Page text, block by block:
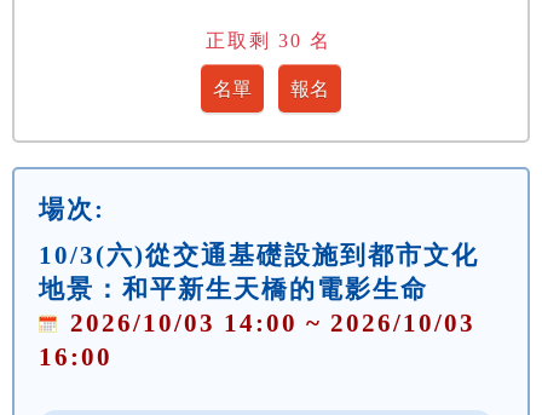
正取剩 30 名
場次:
10/3(六)從交通基礎設施到都市文化
地景：和平新生天橋的電影生命
2026/10/03 14:00 ~ 2026/10/03
16:00